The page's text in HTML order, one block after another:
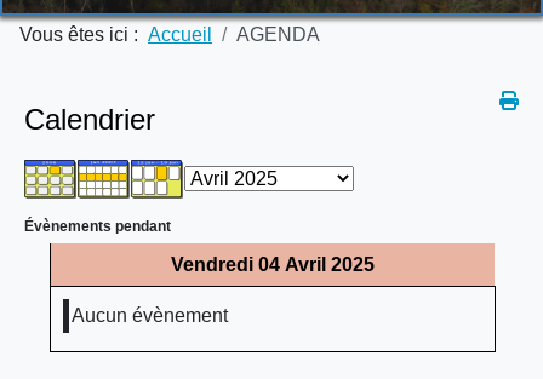
Vous êtes ici : Accueil AGENDA
Calendrier
Évènements pendant
Vendredi 04 Avril 2025
Aucun évènement